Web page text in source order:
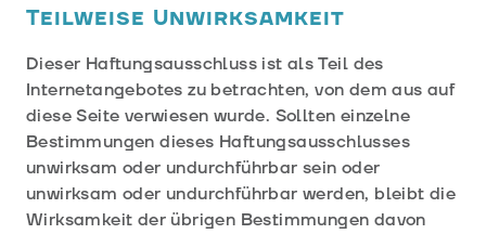
Teilweise Unwirksamkeit
Dieser Haftungsausschluss ist als Teil des
Internetangebotes zu betrachten, von dem aus auf
diese Seite verwiesen wurde. Sollten einzelne
Bestimmungen dieses Haftungsausschlusses
unwirksam oder undurchführbar sein oder
unwirksam oder undurchführbar werden, bleibt die
Wirksamkeit der übrigen Bestimmungen davon